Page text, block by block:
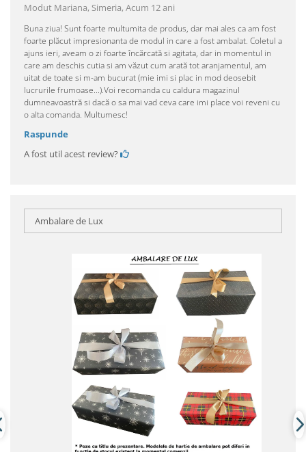
Modut Mariana, Simeria,Acum 12 ani
Buna ziua! Sunt foarte multumita de produs, dar mai ales ca am fost
foarte plăcut impresionanta de modul in care a fost ambalat. Coletul a
ajuns ieri, aveam o zi foarte încărcată si agitata, dar in momentul in
care am deschis cutia si am văzut cum arată tot aranjamentul, am
uitat de toate si m-am bucurat (mie imi si plac in mod deosebit
lucrurile frumoase...).Voi recomanda cu caldura magazinul
dumneavoastră si dacă o sa mai vad ceva care imi place voi reveni cu
o alta comanda. Multumesc!
Raspunde
A fost util acest review?
Ambalare de Lux